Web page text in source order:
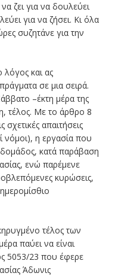
ζει για να δουλεύει
για να ζήσει. Κι όλα
συζητάνε για την
λόγος και ας
σε μια σειρά.
–έκτη μέρα της
τέλος. Με το άρθρο 8
απαιτήσεις
νόμοι), η εργασία που
κατά παράβαση
ενώ παρέμενε
κυρώσεις,
τέλος των
παύει να είναι
5053/23 που έφερε
Άδωνις